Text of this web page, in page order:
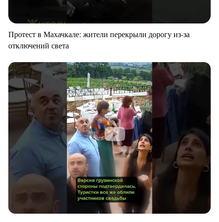
Протест в Махачкале: жители перекрыли дорогу из-за
отключений света